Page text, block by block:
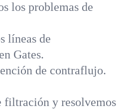
los problemas de
líneas de
Gates.
de contraflujo.
filtración y resolvemos